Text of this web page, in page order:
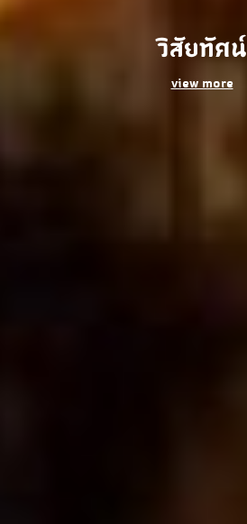
วิสัยทัศน์
view more